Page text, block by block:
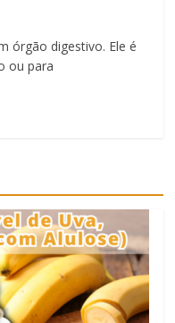
órgão digestivo. Ele é
ou para